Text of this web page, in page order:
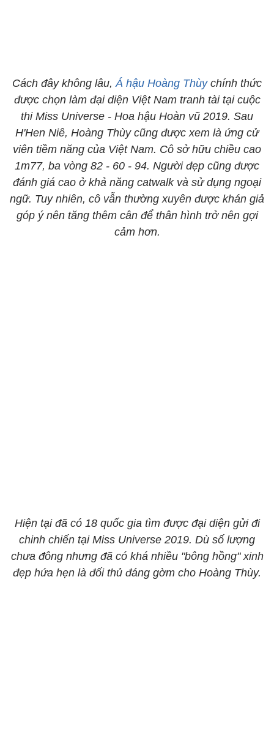
Cách đây không lâu,Á hậu Hoàng Thùychính thức
được chọn làm đại diện Việt Nam tranh tài tại cuộc
thi Miss Universe - Hoa hậu Hoàn vũ 2019. Sau
H'Hen Niê, Hoàng Thùy cũng được xem là ứng cử
viên tiềm năng của Việt Nam. Cô sở hữu chiều cao
1m77, ba vòng 82 - 60 - 94. Người đẹp cũng được
đánh giá cao ở khả năng catwalk và sử dụng ngoại
ngữ. Tuy nhiên, cô vẫn thường xuyên được khán giả
góp ý nên tăng thêm cân để thân hình trở nên gợi
cảm hơn.
Hiện tại đã có 18 quốc gia tìm được đại diện gửi đi
chinh chiến tại Miss Universe 2019. Dù số lượng
chưa đông nhưng đã có khá nhiều "bông hồng" xinh
đẹp hứa hẹn là đối thủ đáng gờm cho Hoàng Thùy.